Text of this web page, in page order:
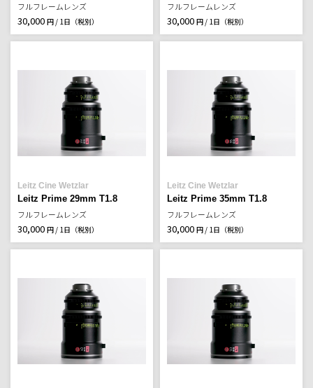
フルフレームレンズ
30,000 円 / 1日（税別）
フルフレームレンズ
30,000 円 / 1日（税別）
Leitz Cine Wetzlar
Leitz Prime 29mm T1.8
フルフレームレンズ
30,000 円 / 1日（税別）
Leitz Cine Wetzlar
Leitz Prime 35mm T1.8
フルフレームレンズ
30,000 円 / 1日（税別）